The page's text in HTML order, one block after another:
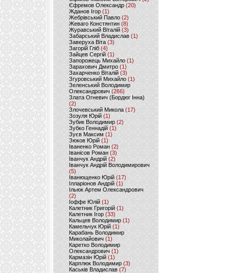
Єфремов Олександр (20)
Жданов Ігор (1)
Жебрівський Павло (2)
Жеваго Констянтин (8)
Журавський Віталій (3)
Забарський Владислав (1)
Заверуха Віта (3)
Загорій Гліб (4)
Зайцев Сергій(1)
Запорожець Михайло (1)
Зарахович Дмитро (1)
Захарченко Віталій (3)
Згуровський Михайло (1)
Зеленський Володимир
Олександрович (266)
Злата Огневич (Бордюг Інна)
(2)
Злочевський Микола(17)
Зозуля Юрій (1)
Зубик Володимир (2)
Зубко Геннадій (1)
Зуєв Максим(1)
Зюков Юрій (1)
Іваненко Роман (2)
Іванісов Роман (3)
Іванчук Андрій(2)
Іванчук Андрій Володимирович
(5)
Іванющенко Юрій (17)
Ілларіонов Андрій (1)
Ільюк Артем Олександрович
(2)
Іоффе Юлій (1)
Калетник Григорій(1)
Калетник Ігор (33)
Кальцев Володимир(1)
Камельчук Юрій (1)
Карабань Володимир
Миколайович (1)
Каретко Володимир
Олександрович (1)
Кармазін Юрій(1)
Карплюк Володимир(3)
Каськів Владислав (7)